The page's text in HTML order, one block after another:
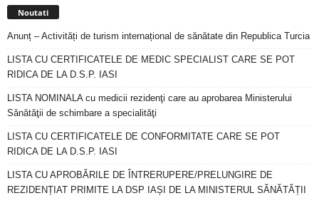
Noutati
Anunț – Activități de turism internațional de sănătate din Republica Turcia
LISTA CU CERTIFICATELE DE MEDIC SPECIALIST CARE SE POT
RIDICA DE LA D.S.P. IASI
LISTA NOMINALA cu medicii rezidenţi care au aprobarea Ministerului
Sănătăţii de schimbare a specialităţi
LISTA CU CERTIFICATELE DE CONFORMITATE CARE SE POT
RIDICA DE LA D.S.P. IASI
LISTA CU APROBĂRILE DE ÎNTRERUPERE/PRELUNGIRE DE
REZIDENȚIAT PRIMITE LA DSP IAȘI DE LA MINISTERUL SĂNĂTĂȚII